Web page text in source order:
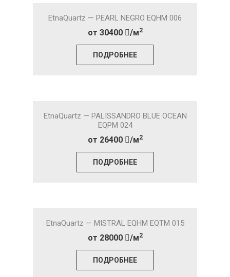
EtnaQuartz — PEARL NEGRO EQHM 006
от 30400 /м2
ПОДРОБНЕЕ
EtnaQuartz — PALISSANDRO BLUE OCEAN
EQPM 024
от 26400 /м2
ПОДРОБНЕЕ
EtnaQuartz — MISTRAL EQHM EQTM 015
от 28000 /м2
ПОДРОБНЕЕ